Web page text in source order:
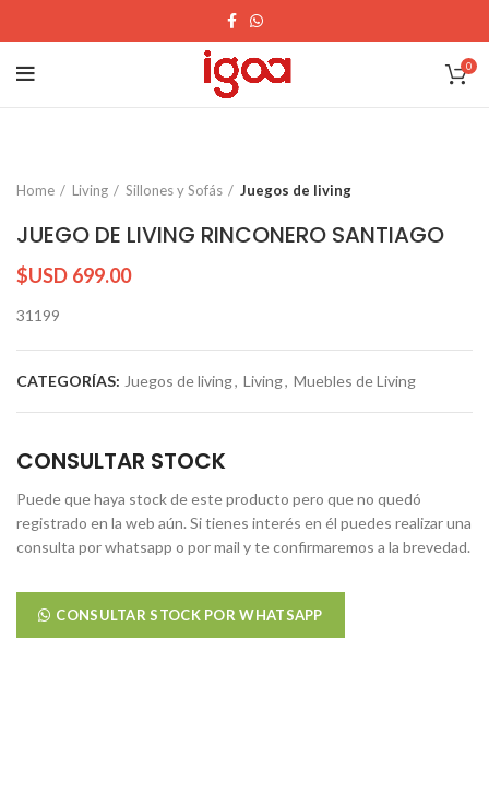
0
Home Living Sillones y Sofás Juegos de living
JUEGO DE LIVING RINCONERO SANTIAGO
$USD 699.00
31199
CATEGORÍAS: Juegos de living, Living, Muebles de Living
CONSULTAR STOCK
Puede que haya stock de este producto pero que no quedó
registrado en la web aún. Si tienes interés en él puedes realizar una
consulta por whatsapp o por mail y te confirmaremos a la brevedad.
CONSULTAR STOCK POR WHATSAPP